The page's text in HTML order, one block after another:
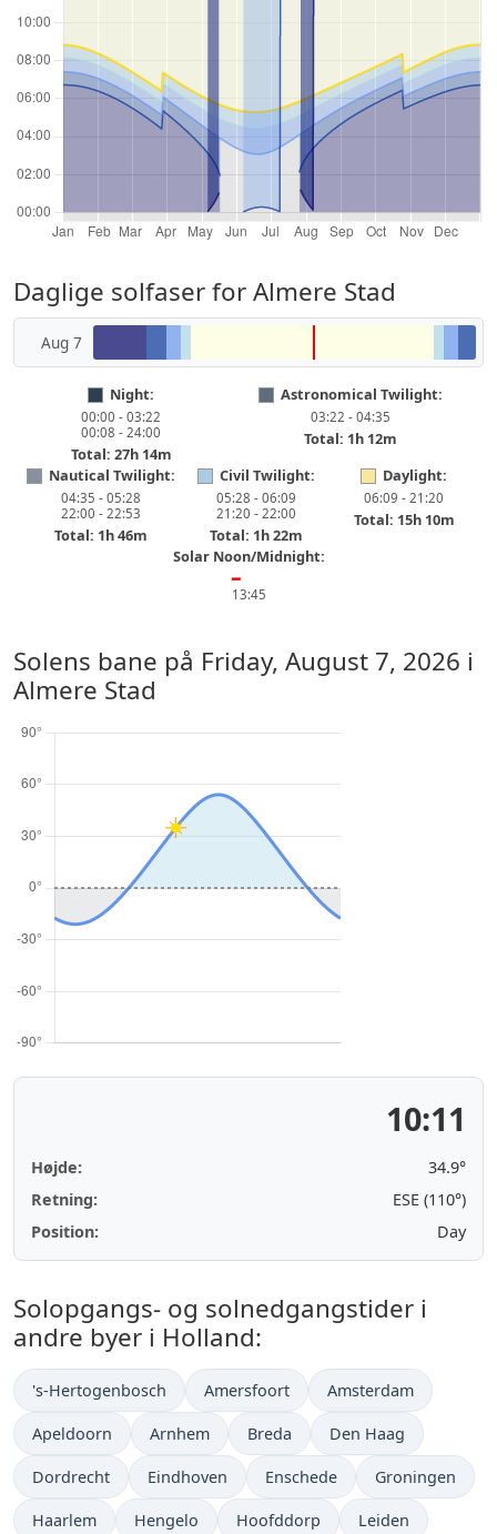
Daglige solfaser for Almere Stad
Aug 7
Night:
00:00 - 03:22
00:08 - 24:00
Total: 27h 14m
Astronomical Twilight:
03:22 - 04:35
Total: 1h 12m
Nautical Twilight:
04:35 - 05:28
22:00 - 22:53
Total: 1h 46m
Civil Twilight:
05:28 - 06:09
21:20 - 22:00
Total: 1h 22m
Daylight:
06:09 - 21:20
Total: 15h 10m
Solar Noon/Midnight:
━
13:45
Solens bane på Friday, August 7, 2026 i
Almere Stad
10:11
Højde:
34.9°
Retning:
ESE (110°)
Position:
Day
Solopgangs- og solnedgangstider i
andre byer i Holland:
's-Hertogenbosch Amersfoort Amsterdam
Apeldoorn Arnhem Breda Den Haag
Dordrecht Eindhoven Enschede Groningen
Haarlem Hengelo Hoofddorp Leiden